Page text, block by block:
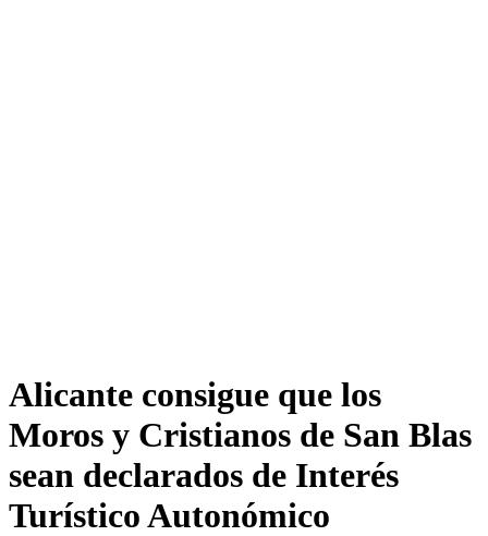
Alicante consigue que los
Moros y Cristianos de San Blas
sean declarados de Interés
Turístico Autonómico